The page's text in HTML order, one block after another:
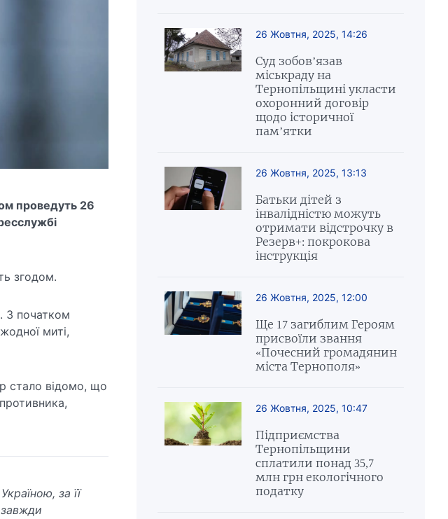
проведуть 26
згодом.
З початком
миті,
стало відомо, що
за її
26 Жовтня, 2025, 14:26
Суд зобов’язав
міськраду на
Тернопільщині укласти
охоронний договір
щодо історичної
пам’ятки
26 Жовтня, 2025, 13:13
Батьки дітей з
інвалідністю можуть
отримати відстрочку в
Резерв+: покрокова
інструкція
26 Жовтня, 2025, 12:00
Ще 17 загиблим Героям
присвоїли звання
«Почесний громадянин
міста Тернополя»
26 Жовтня, 2025, 10:47
Підприємства
Тернопільщини
сплатили понад 35,7
млн грн екологічного
податку